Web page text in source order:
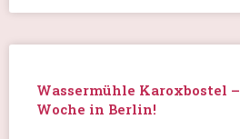
Wassermühle Karoxbostel
Woche in Berlin!